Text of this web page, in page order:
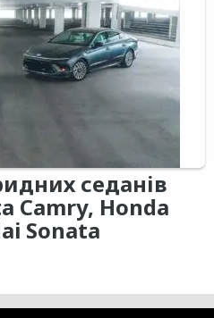
седанів
Camry, Honda
Sonata